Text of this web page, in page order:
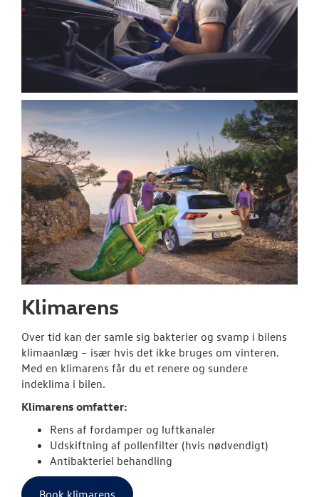
Klimarens
Over tid kan der samle sig bakterier og svamp i bilens
klimaanlæg – især hvis det ikke bruges om vinteren.
Med en klimarens får du et renere og sundere
indeklima i bilen.
Klimarens omfatter:
Rens af fordamper og luftkanaler
Udskiftning af pollenfilter (hvis nødvendigt)
Antibakteriel behandling
Book klimarens